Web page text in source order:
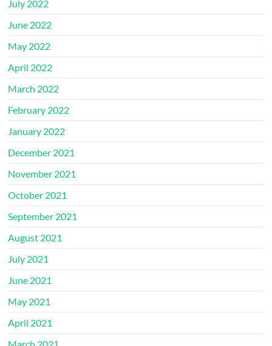
July 2022
June 2022
May 2022
April 2022
March 2022
February 2022
January 2022
December 2021
November 2021
October 2021
September 2021
August 2021
July 2021
June 2021
May 2021
April 2021